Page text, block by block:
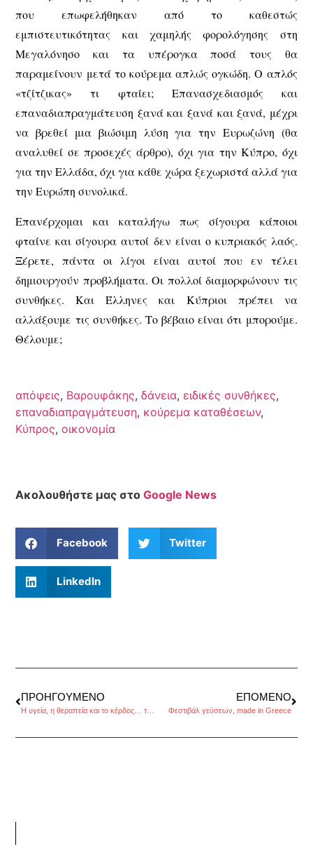
που επωφελήθηκαν από το καθεστώς
εμπιστευτικότητας και χαμηλής φορολόγησης στη
Μεγαλόνησο και τα υπέρογκα ποσά τους θα
παραμείνουν μετά το κούρεμα απλώς ογκώδη. Ο απλός
«τζίτζικας» τι φταίει; Επανασχεδιασμός και
επαναδιαπραγμάτευση ξανά και ξανά και ξανά, μέχρι
να βρεθεί μια βιώσιμη λύση για την Ευρωζώνη (θα
αναλυθεί σε προσεχές άρθρο), όχι για την Κύπρο, όχι
για την Ελλάδα, όχι για κάθε χώρα ξεχωριστά αλλά για
την Ευρώπη συνολικά.
Επανέρχομαι και καταλήγω πως σίγουρα κάποιοι
φταίνε και σίγουρα αυτοί δεν είναι ο κυπριακός λαός.
Ξέρετε, πάντα οι λίγοι είναι αυτοί που εν τέλει
δημιουργούν προβλήματα. Οι πολλοί διαμορφώνουν τις
συνθήκες. Και Έλληνες και Κύπριοι πρέπει να
αλλάξουμε τις συνθήκες. Το βέβαιο είναι ότι μπορούμε.
Θέλουμε;
απόψεις, Βαρουφάκης,δάνεια, ειδικές συνθήκες,
επαναδιαπραγμάτευση, κούρεμα καταθέσεων,
Κύπρος,οικονομία
Ακολουθήστε μας στοGoogle News
Facebook Twitter
LinkedIn
ΠΡΟΗΓΟΎΜΕΝΟ
Η υγεία, η θεραπεία και το κέρδος… της Κικής Τσακίρη
ΕΠΌΜΕΝΟ
Φεστιβάλ γεύσεων, made in Greece